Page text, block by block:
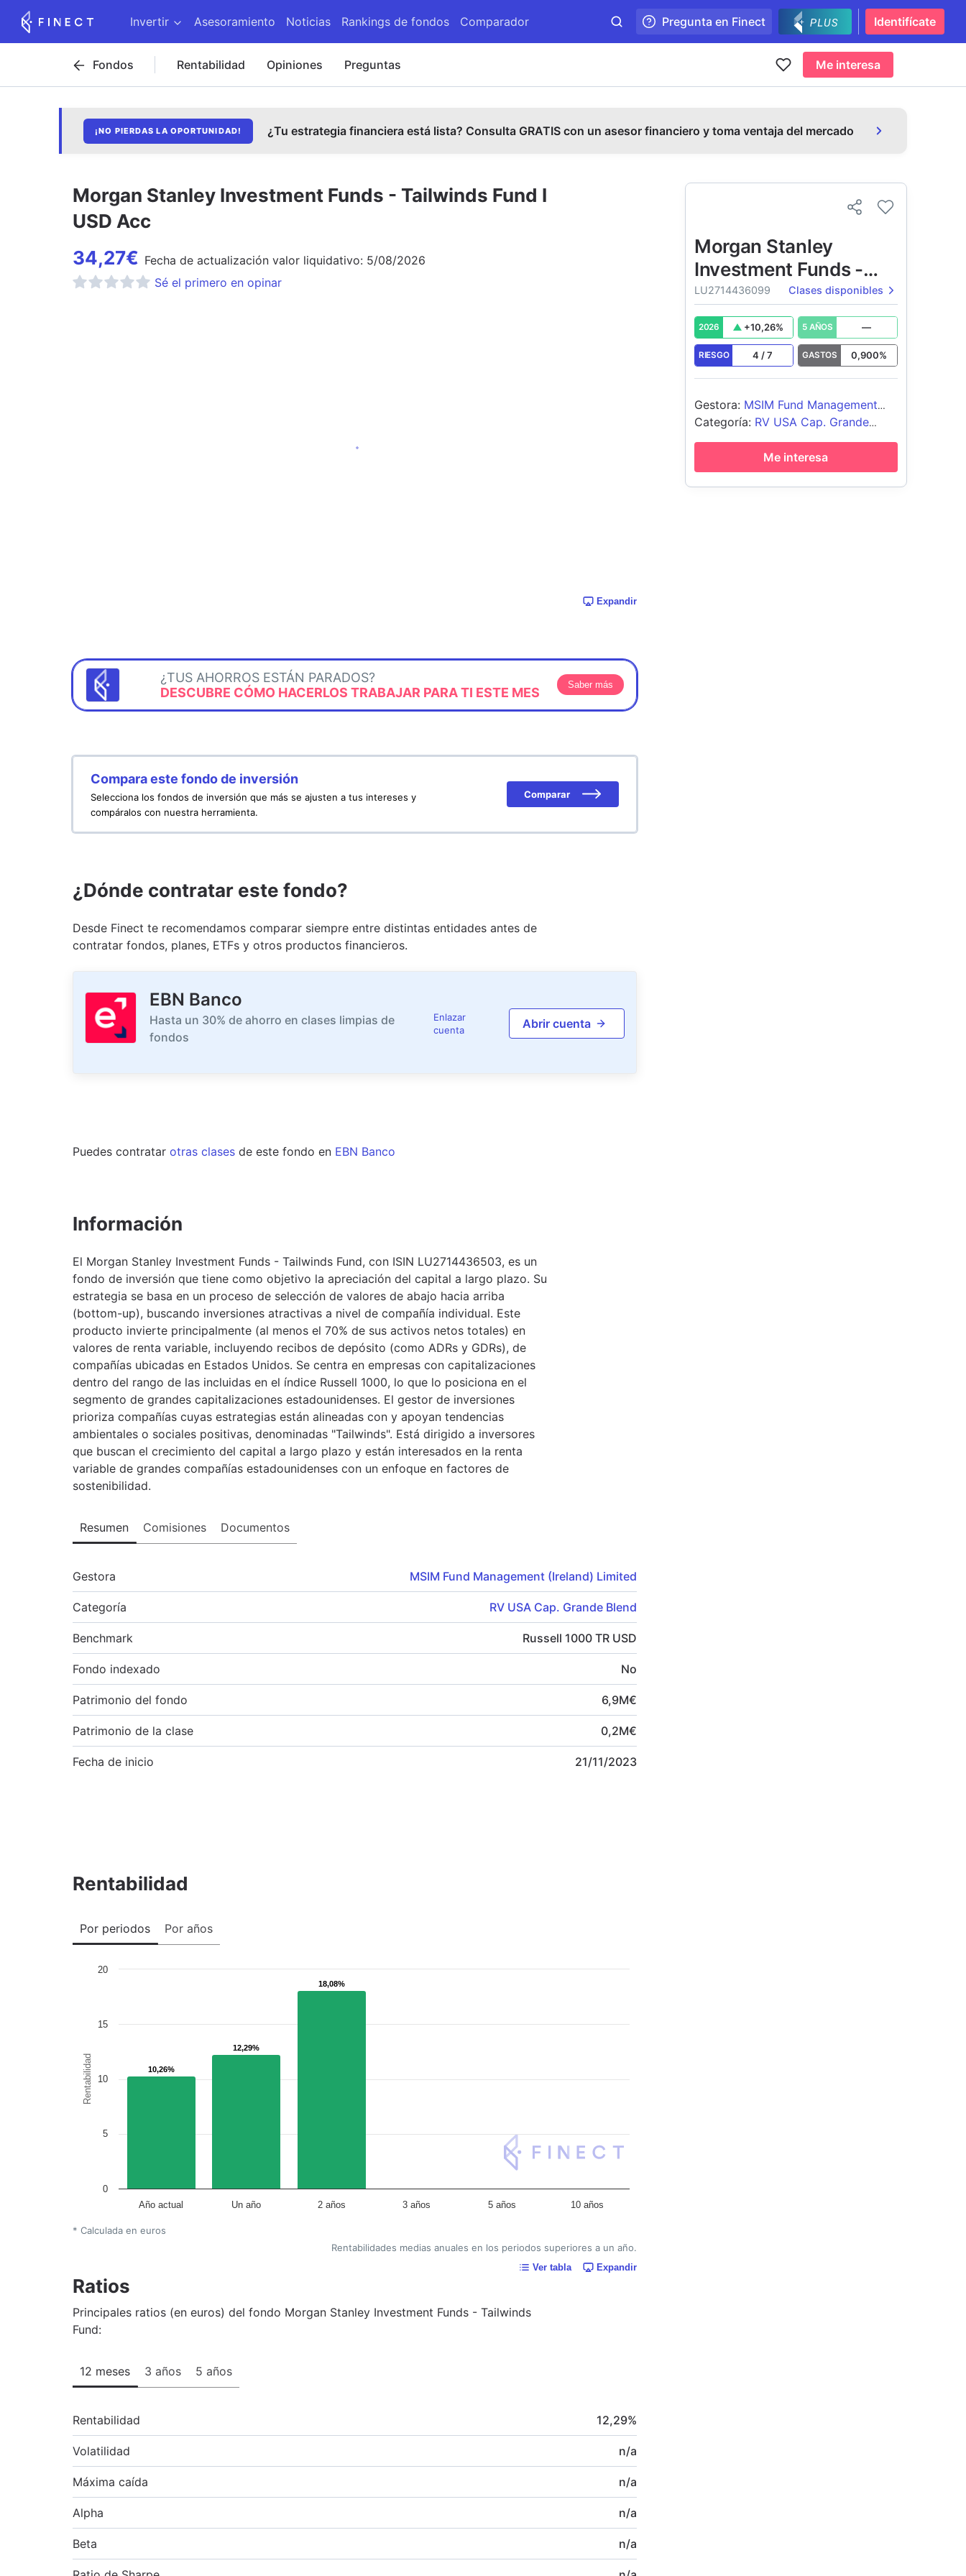
Invertir Asesoramiento Noticias Rankings de fondos Comparador Pregunta en Finect Identifícate
Fondos Rentabilidad Opiniones Preguntas Me interesa
¡NO PIERDAS LA OPORTUNIDAD! ¿Tu estrategia financiera está lista? Consulta GRATIS con un asesor financiero y toma ventaja del mercado
Morgan Stanley Investment Funds - Tailwinds Fund I
USD Acc
34,27€ Fecha de actualización valor liquidativo: 5/08/2026
Sé el primero en opinar
Expandir
¿TUS AHORROS ESTÁN PARADOS?
DESCUBRE CÓMO HACERLOS TRABAJAR PARA TI ESTE MES
Saber más
Compara este fondo de inversión
Selecciona los fondos de inversión que más se ajusten a tus intereses y
compáralos con nuestra herramienta.
Comparar
¿Dónde contratar este fondo?
Desde Finect te recomendamos comparar siempre entre distintas entidades antes de
contratar fondos, planes, ETFs y otros productos financieros.
EBN Banco
Hasta un 30% de ahorro en clases limpias de
fondos
Enlazar
cuenta
Abrir cuenta
Puedes contratar otras clases de este fondo en EBN Banco
Información
El Morgan Stanley Investment Funds - Tailwinds Fund, con ISIN LU2714436503, es un
fondo de inversión que tiene como objetivo la apreciación del capital a largo plazo. Su
estrategia se basa en un proceso de selección de valores de abajo hacia arriba
(bottom-up), buscando inversiones atractivas a nivel de compañía individual. Este
producto invierte principalmente (al menos el 70% de sus activos netos totales) en
valores de renta variable, incluyendo recibos de depósito (como ADRs y GDRs), de
compañías ubicadas en Estados Unidos. Se centra en empresas con capitalizaciones
dentro del rango de las incluidas en el índice Russell 1000, lo que lo posiciona en el
segmento de grandes capitalizaciones estadounidenses. El gestor de inversiones
prioriza compañías cuyas estrategias están alineadas con y apoyan tendencias
ambientales o sociales positivas, denominadas "Tailwinds". Está dirigido a inversores
que buscan el crecimiento del capital a largo plazo y están interesados en la renta
variable de grandes compañías estadounidenses con un enfoque en factores de
sostenibilidad.
Resumen Comisiones Documentos
Gestora MSIM Fund Management (Ireland) Limited
Categoría RV USA Cap. Grande Blend
Benchmark Russell 1000 TR USD
Fondo indexado No
Patrimonio del fondo 6,9M€
Patrimonio de la clase 0,2M€
Fecha de inicio 21/11/2023
Morgan Stanley
Investment Funds -
Tailwinds Fund
LU2714436099 Clases disponibles
2026 +10,26% 5 AÑOS —
RIESGO 4 /7 GASTOS 0,900%
Gestora: MSIM Fund Management
(Ireland) Limited
Categoría: RV USA Cap. Grande
Blend
Me interesa
Rentabilidad
Por periodos Por años
Rentabilidad 10,26%
10,26%
12,29%
12,29%
18,08%
18,08%
Año actual Un año 2 años 3 años 5 años 10 años
0
5
10
15
20
* Calculada en euros
Rentabilidades medias anuales en los periodos superiores a un año.
Ver tabla Expandir
Ratios
Principales ratios (en euros) del fondo Morgan Stanley Investment Funds - Tailwinds
Fund:
12 meses 3 años 5 años
Rentabilidad 12,29%
Volatilidad n/a
Máxima caída n/a
Alpha n/a
Beta n/a